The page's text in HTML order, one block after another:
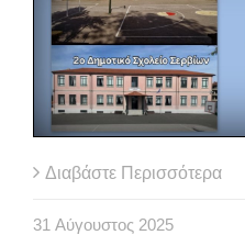
Διαβάστε Περισσότερα
31 Αύγουστος 2025